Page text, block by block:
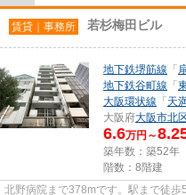
賃貸｜事務所 若杉梅田ビル
地下鉄堺筋線 「
地下鉄谷町線 「
大阪環状線 「 天
大阪府大阪市北
6.6万円～
築年数：築52年
階数：8階建
北野病院まで378mです。駅まで徒